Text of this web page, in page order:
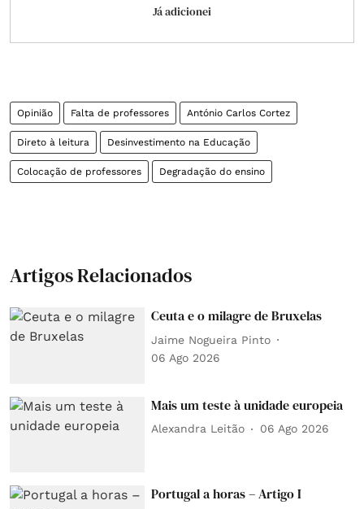
Já adicionei
Opinião Falta de professores António Carlos Cortez
Direto à leitura Desinvestimento na Educação
Colocação de professores Degradação do ensino
Artigos Relacionados
Ceuta e o milagre de Bruxelas
Jaime Nogueira Pinto
06 Ago 2026
Mais um teste à unidade europeia
Alexandra Leitão 06 Ago 2026
Portugal a horas – Artigo I